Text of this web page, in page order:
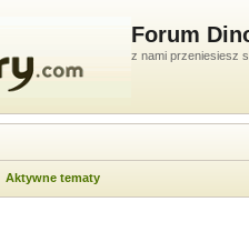
Forum
z nami przeniesiesz
Aktywne tematy